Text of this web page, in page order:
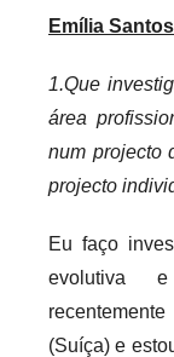
Emília
1.Que
área
num projecto
projecto
Eu faço
evolutiva
(Suíça) e